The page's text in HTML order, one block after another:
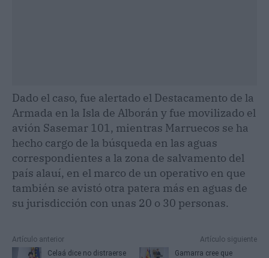
Dado el caso, fue alertado el Destacamento de la
Armada en la Isla de Alborán y fue movilizado el
avión Sasemar 101, mientras Marruecos se ha
hecho cargo de la búsqueda en las aguas
correspondientes a la zona de salvamento del
país alauí, en el marco de un operativo en que
también se avistó otra patera más en aguas de
su jurisdicción con unas 20 o 30 personas.
Artículo anterior
Celaá dice no distraerse
Artículo siguiente
Gamarra cree que